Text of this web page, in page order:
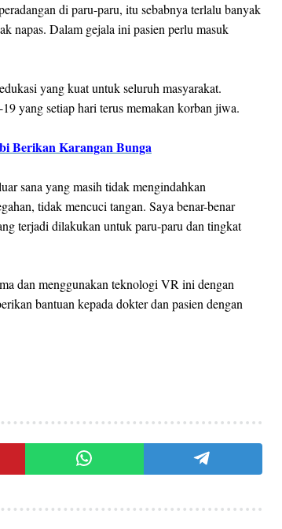
di paru-paru, itu sebabnya terlalu banyak
napas. Dalam gejala ini pasien perlu masuk
yang kuat untuk seluruh masyarakat.
yang setiap hari terus memakan korban jiwa.
Berikan Karangan Bunga
sana yang masih tidak mengindahkan
tidak mencuci tangan. Saya benar-benar
terjadi dilakukan untuk paru-paru dan tingkat
dan menggunakan teknologi VR ini dengan
bantuan kepada dokter dan pasien dengan